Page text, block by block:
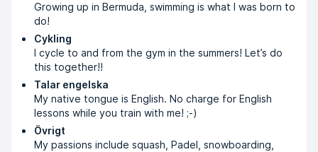
Growing up in Bermuda, swimming is what I was born to
do!
Cykling
I cycle to and from the gym in the summers! Let’s do
this together!!
Talar engelska
My native tongue is English. No charge for English
lessons while you train with me! ;-)
Övrigt
My passions include squash, Padel, snowboarding,